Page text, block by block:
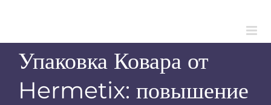
Упаковка Ковара от
Hermetix: повышение